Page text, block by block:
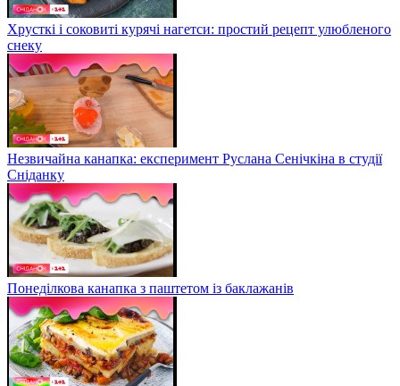
Хрусткі і соковиті курячі нагетси: простий рецепт улюбленого
снеку
Незвичайна канапка: експеримент Руслана Сенічкіна в студії
Сніданку
Понеділкова канапка з паштетом із баклажанів